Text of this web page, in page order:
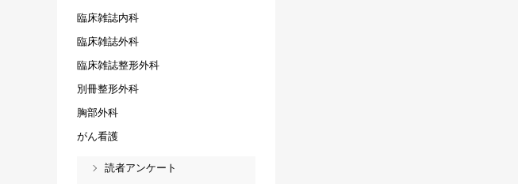
臨床雑誌内科
臨床雑誌外科
臨床雑誌整形外科
別冊整形外科
胸部外科
がん看護
読者アンケート